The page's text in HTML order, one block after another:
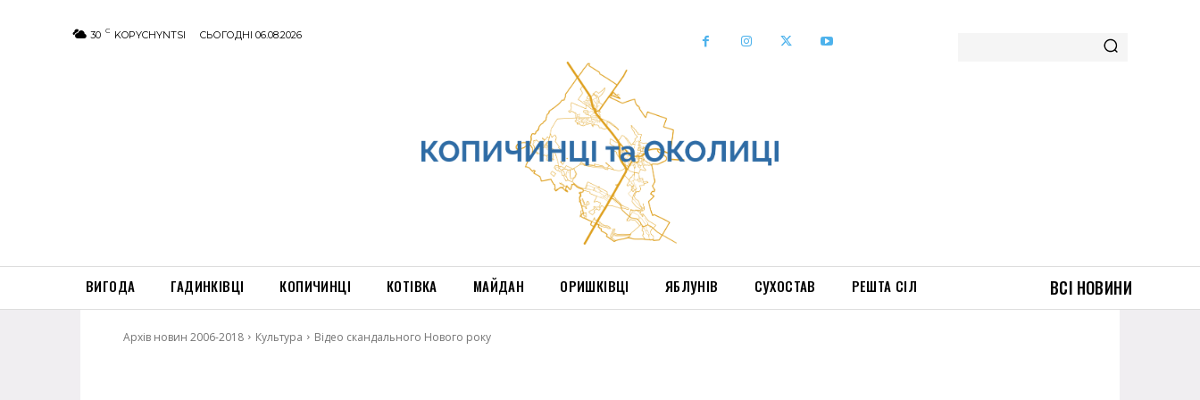
30 C KOPYCHYNTSI СЬОГОДНІ 06.08.2026
ВИГОДА ГАДИНКІВЦІ КОПИЧИНЦІ КОТІВКА МАЙДАН ОРИШКІВЦІ ЯБЛУНІВ СУХОСТАВ РЕШТА СІЛ ВСІ НОВИНИ
Архів новин 2006-2018 Культура Відео скандального Нового року